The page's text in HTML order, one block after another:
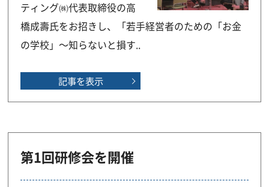
ティング㈱代表取締役の高
橋成壽氏をお招きし、「若手経営者のための「お金
の学校」～知らないと損す..
記事を表示
第1回研修会を開催